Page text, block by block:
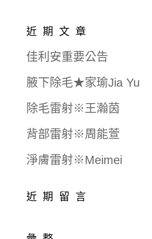
近期文章
佳利安重要公告
腋下除毛★家瑜Jia Yu
除毛雷射※王瀚茵
背部雷射※周能萱
淨膚雷射※Meimei
近期留言